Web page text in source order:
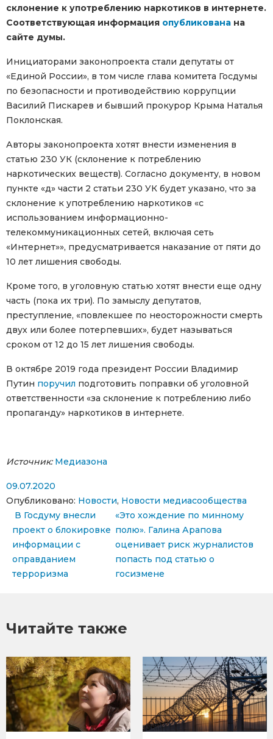
склонение к употреблению наркотиков в интернете.
Соответствующая информация опубликована на
сайте думы.
Инициаторами законопроекта стали депутаты от
«Единой России», в том числе глава комитета Госдумы
по безопасности и противодействию коррупции
Василий Пискарев и бывший прокурор Крыма Наталья
Поклонская.
Авторы законопроекта хотят внести изменения в
статью 230 УК (склонение к потреблению
наркотических веществ). Согласно документу, в новом
пункте «д» части 2 статьи 230 УК будет указано, что за
склонение к употреблению наркотиков «с
использованием информационно-
телекоммуникационных сетей, включая сеть
«Интернет»», предусматривается наказание от пяти до
10 лет лишения свободы.
Кроме того, в уголовную статью хотят внести еще одну
часть (пока их три). По замыслу депутатов,
преступление, «повлекшее по неосторожности смерть
двух или более потерпевших», будет называться
сроком от 12 до 15 лет лишения свободы.
В октябре 2019 года президент России Владимир
Путин поручил подготовить поправки об уголовной
ответственности «за склонение к потреблению либо
пропаганду» наркотиков в интернете.
Источник: Медиазона
09.07.2020
Опубликовано: Новости, Новости медиасообщества
Навигация по записям
В Госдуму внесли
проект о блокировке
информации с
оправданием
терроризма
«Это хождение по минному
полю». Галина Арапова
оценивает риск журналистов
попасть под статью о
госизмене
Читайте также